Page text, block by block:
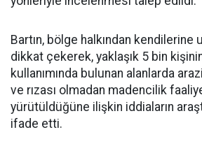
Bartın, bölge halkından kendilerine
dikkat çekerek, yaklaşık 5 bin
kullanımında bulunan alanlarda
ve rızası olmadan madencilik
yürütüldüğüne ilişkin iddiaların
ifade etti.